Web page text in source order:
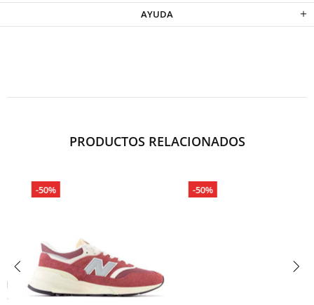
AYUDA
PRODUCTOS RELACIONADOS
-50% -46%